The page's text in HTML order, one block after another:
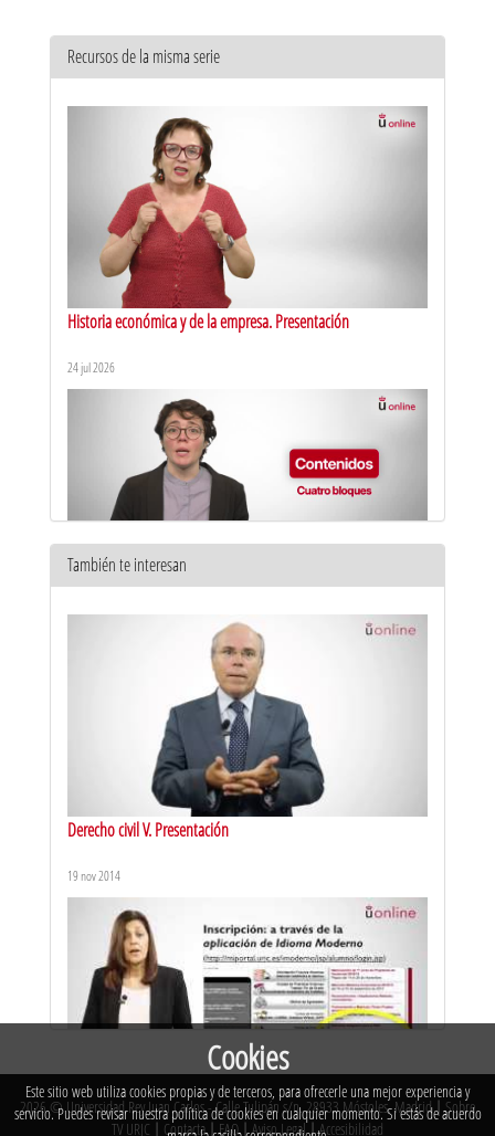
Recursos de la misma serie
Historia económica y de la empresa. Presentación
24 jul 2026
Introducción a los negocios II. Presentación
23 ene 2026
También te interesan
Derecho civil V. Presentación
19 nov 2014
Idioma moderno. Presentación
2026 © Universidad Rey Juan Carlos - Calle Tulipán s/n. 28933 Móstoles. Madrid| Sobre
TV URJC
Contacta |FAQ |Aviso Legal |Accesibilidad
Cookies
Este sitio web utiliza cookies propias y de terceros, para ofrecerle una mejor experiencia y
servicio. Puedes revisar nuestra política de cookies en cualquier momento. Si estás de acuerdo